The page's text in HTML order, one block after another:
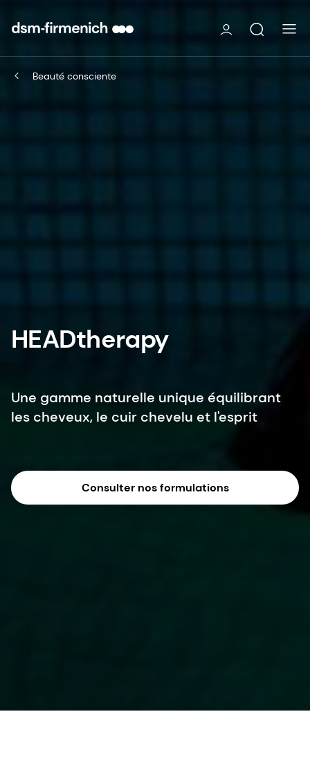
Beauté consciente
HEADtherapy
Une gamme naturelle unique équilibrant
les cheveux, le cuir chevelu et l'esprit
Consulter nos formulations